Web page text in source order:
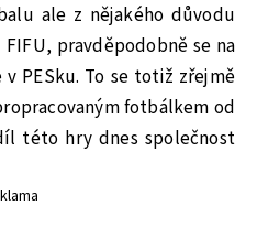
ale z nějakého důvodu
pravděpodobně se na
PESku. To se totiž zřejmě
fotbálkem od
této hry dnes společnost